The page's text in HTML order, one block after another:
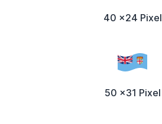
40 x24 Pixel
50 x31 Pixel